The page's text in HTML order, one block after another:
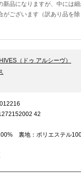
新品になりますが、中には
ございます（訳あり品を除
（ドゥ アルシーヴ）
42
裏地：ポリエステル